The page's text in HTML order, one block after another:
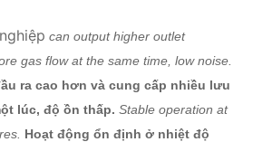
TECO, SIMO, thương hiệu
Trung Quốc
Q235, Q345, SS304,
SS316, HG785, DB685 ...
can output higher outlet
gas flow at the same time, low noise.
ra cao hơn và cung cấp nhiều lưu
lúc, độ ồn thấp. Stable operation at
Hoạt động ổn định ở nhiệt độ